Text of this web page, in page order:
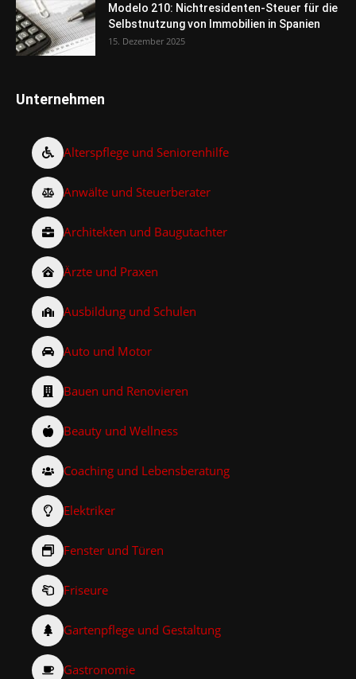
Modelo 210: Nichtresidenten-Steuer für die
Selbstnutzung von Immobilien in Spanien
15. Dezember 2025
Unternehmen
Alterspflege und Seniorenhilfe
Anwälte und Steuerberater
Architekten und Baugutachter
Ärzte und Praxen
Ausbildung und Schulen
Auto und Motor
Bauen und Renovieren
Beauty und Wellness
Coaching und Lebensberatung
Elektriker
Fenster und Türen
Friseure
Gartenpflege und Gestaltung
Gastronomie